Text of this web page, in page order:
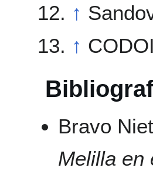
↑
↑
Bravo
Melilla en